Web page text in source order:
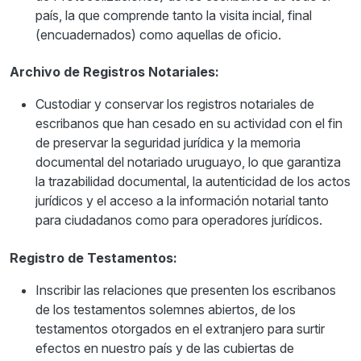
país, la que comprende tanto la visita incial, final
(encuadernados) como aquellas de oficio.
Archivo de Registros Notariales:
Custodiar y conservar los registros notariales de
escribanos que han cesado en su actividad con el fin
de preservar la seguridad jurídica y la memoria
documental del notariado uruguayo, lo que garantiza
la trazabilidad documental, la autenticidad de los actos
jurídicos y el acceso a la información notarial tanto
para ciudadanos como para operadores jurídicos.
Registro de Testamentos:
Inscribir las relaciones que presenten los escribanos
de los testamentos solemnes abiertos, de los
testamentos otorgados en el extranjero para surtir
efectos en nuestro país y de las cubiertas de